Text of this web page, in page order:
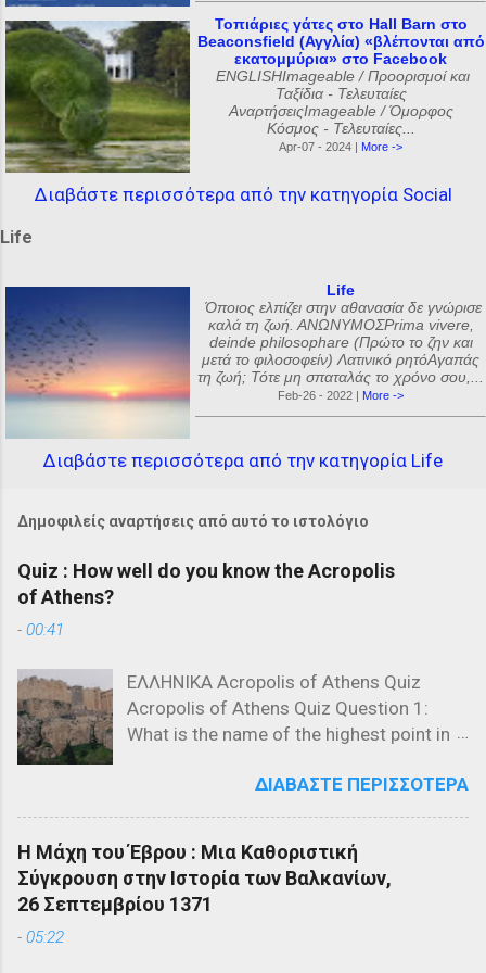
Τοπιάριες γάτες στο Hall Barn στο
Beaconsfield (Αγγλία) «βλέπονται από
εκατομμύρια» στο Facebook
ENGLISHImageable / Προορισμοί και
Ταξίδια - Τελευταίες
ΑναρτήσειςImageable / Όμορφος
Κόσμος - Τελευταίες...
Apr-07 - 2024 | More ->
Διαβάστε περισσότερα από την κατηγορία Social
Life
Life
Όποιος ελπίζει στην αθανασία δε γνώρισε
καλά τη ζωή. ΑΝΩΝΥΜΟΣPrima vivere,
deinde philosophare (Πρώτο το ζην και
μετά το φιλοσοφείν) Λατινικό ρητόΑγαπάς
τη ζωή; Τότε μη σπαταλάς το χρόνο σου,...
Feb-26 - 2022 | More ->
Διαβάστε περισσότερα από την κατηγορία Life
Δημοφιλείς αναρτήσεις από αυτό το ιστολόγιο
Quiz : How well do you know the Acropolis
of Athens?
- 00:41
ΕΛΛΗΝΙΚΑ Acropolis of Athens Quiz
Acropolis of Athens Quiz Question 1:
What is the name of the highest point in
Propylaea c) The Acropolis Hill Question
2: Which of the following is NOT a
structure on the Acropolis? a) The
Parthenon b) The Propylaea c) The
Colosseum Question 3: Who designed
the Parthenon? a) Ictinus and Callicrates
ΔΙΑΒΆΣΤΕ ΠΕΡΙΣΣΌΤΕΡΑ
Η Μάχη του Έβρου : Μια Καθοριστική
Σύγκρουση στην Ιστορία των Βαλκανίων,
26 Σεπτεμβρίου 1371
- 05:22